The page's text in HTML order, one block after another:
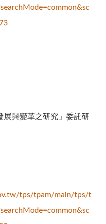
展與變革之研究」委託研
tps/tpam/main/tps/t